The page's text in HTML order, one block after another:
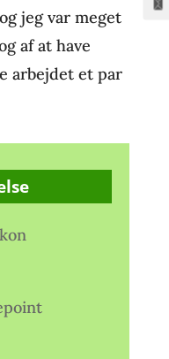
jeg var meget
af at have
arbejdet et par